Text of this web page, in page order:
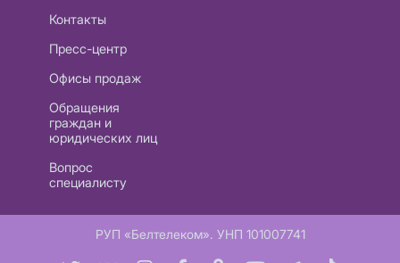
Контакты
Пресс-центр
Офисы продаж
Обращения
граждан и
юридических лиц
Вопрос
специалисту
РУП «Белтелеком». УНП 101007741